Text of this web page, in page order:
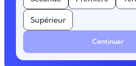
Supérieur
Continuer